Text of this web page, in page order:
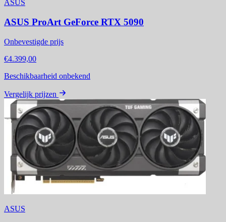
ASUS
ASUS ProArt GeForce RTX 5090
Onbevestigde prijs
€4.399,00
Beschikbaarheid onbekend
Vergelijk prijzen
ASUS